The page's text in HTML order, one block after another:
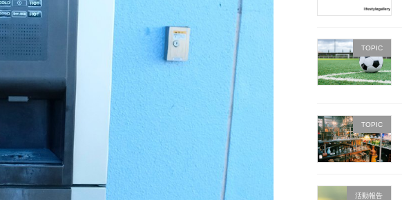
TOPIC
TOPIC
活動報告